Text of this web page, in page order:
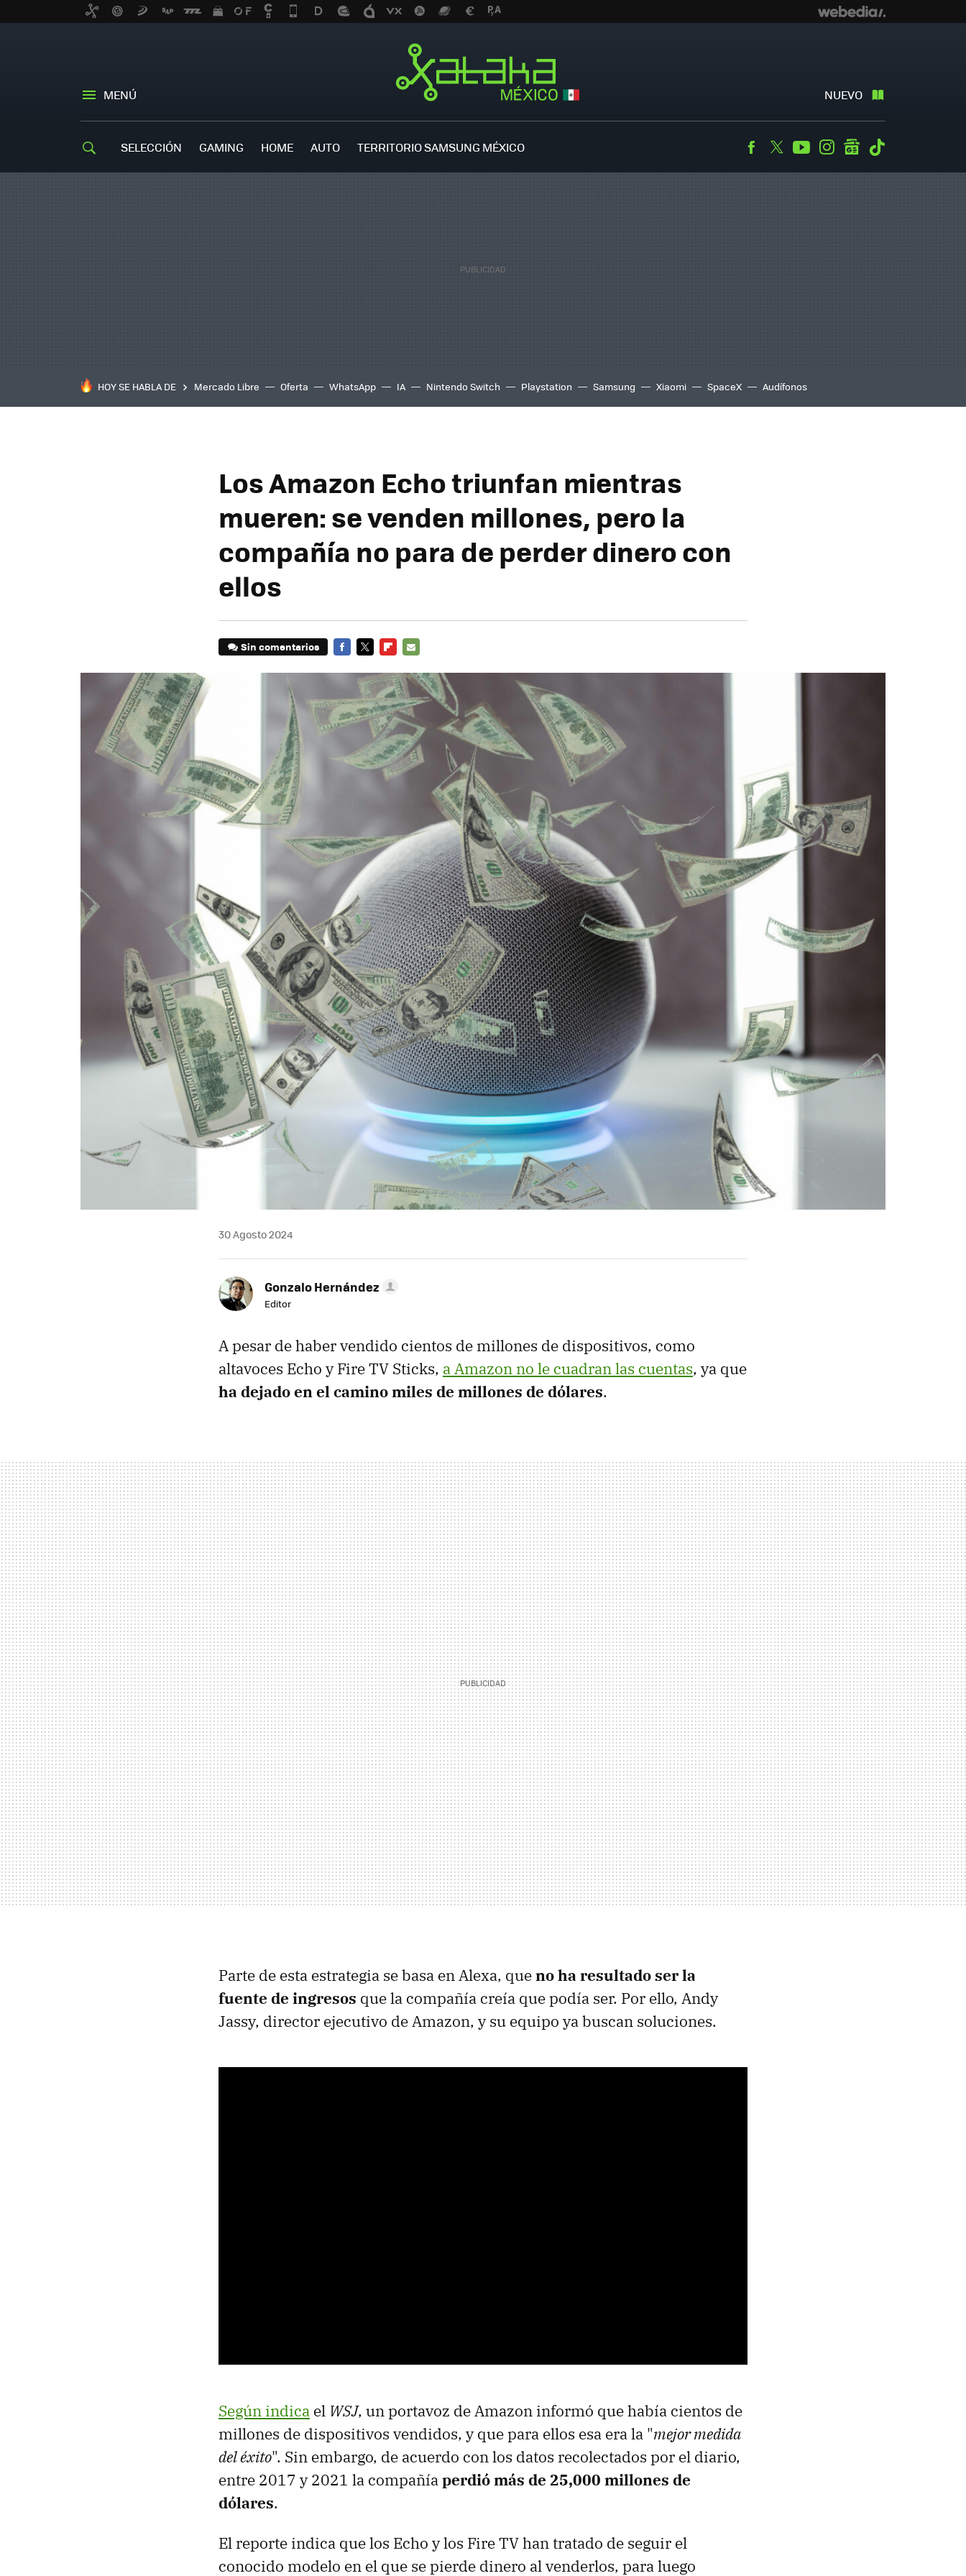
MENÚ NUEVO
SELECCIÓN GAMING HOME AUTO TERRITORIO SAMSUNG MÉXICO Facebook
TwitterYoutubeInstagramgooglenews
HOY SE HABLA DE Mercado Libre Oferta WhatsApp IA Nintendo Switch Playstation Samsung Xiaomi SpaceX Audífonos
Los Amazon Echo triunfan mientras
mueren: se venden millones, pero la
compañía no para de perder dinero con
ellos
Sin comentarios
MAIL
30 Agosto 2024
Gonzalo Hernández
Editor
A pesar de haber vendido cientos de millones de dispositivos, como
altavoces Echo y Fire TV Sticks, a Amazon no le cuadran las cuentas, ya que
ha dejado en el camino miles de millones de dólares.
Parte de esta estrategia se basa en Alexa, queno ha resultado ser la
fuente de ingresos que la compañía creía que podía ser. Por ello, Andy
Jassy, director ejecutivo de Amazon, y su equipo ya buscan soluciones.
Según indica el WSJ, un portavoz de Amazon informó que había cientos de
millones de dispositivos vendidos, y que para ellos esa era la "mejor medida
del éxito". Sin embargo, de acuerdo con los datos recolectados por el diario,
entre 2017 y 2021 la compañíaperdió más de 25,000 millones de
dólares.
El reporte indica que los Echo y los Fire TV han tratado de seguir el
conocido modelo en el que se pierde dinero al venderlos, para luego